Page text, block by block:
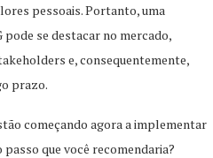
pessoais. Portanto, uma
se destacar no mercado,
e, consequentemente,
prazo.
começando agora a implementar
que você recomendaria?